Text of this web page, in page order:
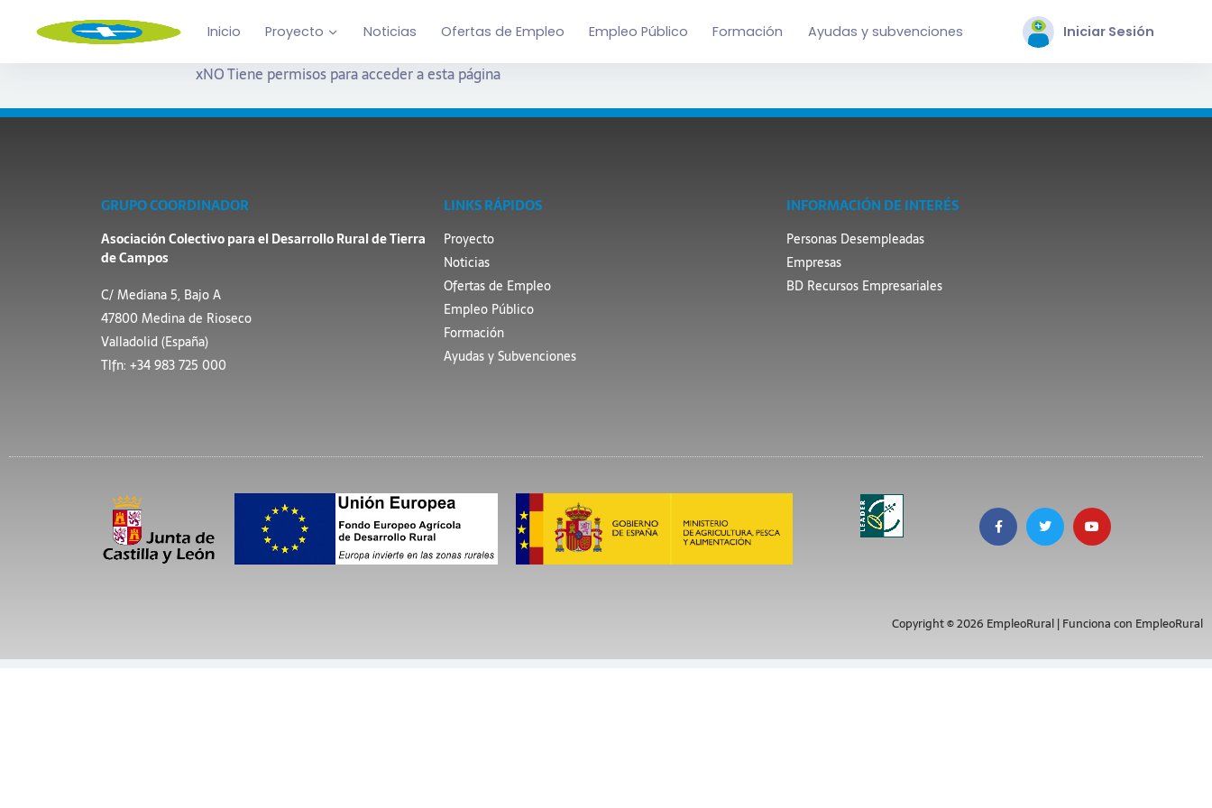
Inicio Proyecto Noticias Ofertas de Empleo Empleo Público Formación Ayudas y subvenciones Iniciar Sesión
xNO Tiene permisos para acceder a esta página
GRUPO COORDINADOR
Asociación Colectivo para el Desarrollo Rural de Tierra
de Campos
C/ Mediana 5, Bajo A
47800 Medina de Rioseco
Valladolid (España)
Tlfn: +34 983 725 000
LINKS RÁPIDOS
Proyecto
Noticias
Ofertas de Empleo
Empleo Público
Formación
Ayudas y Subvenciones
INFORMACIÓN DE INTERÉS
Personas Desempleadas
Empresas
BD Recursos Empresariales
Copyright © 2026 EmpleoRural | Funciona con EmpleoRural